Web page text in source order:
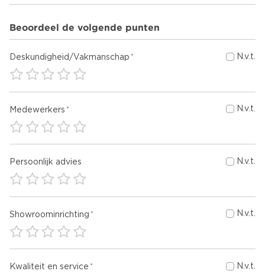
Beoordeel de volgende punten
Deskundigheid/Vakmanschap N.v.t.
Medewerkers N.v.t.
Persoonlijk advies N.v.t.
Showroominrichting N.v.t.
Kwaliteit en service N.v.t.